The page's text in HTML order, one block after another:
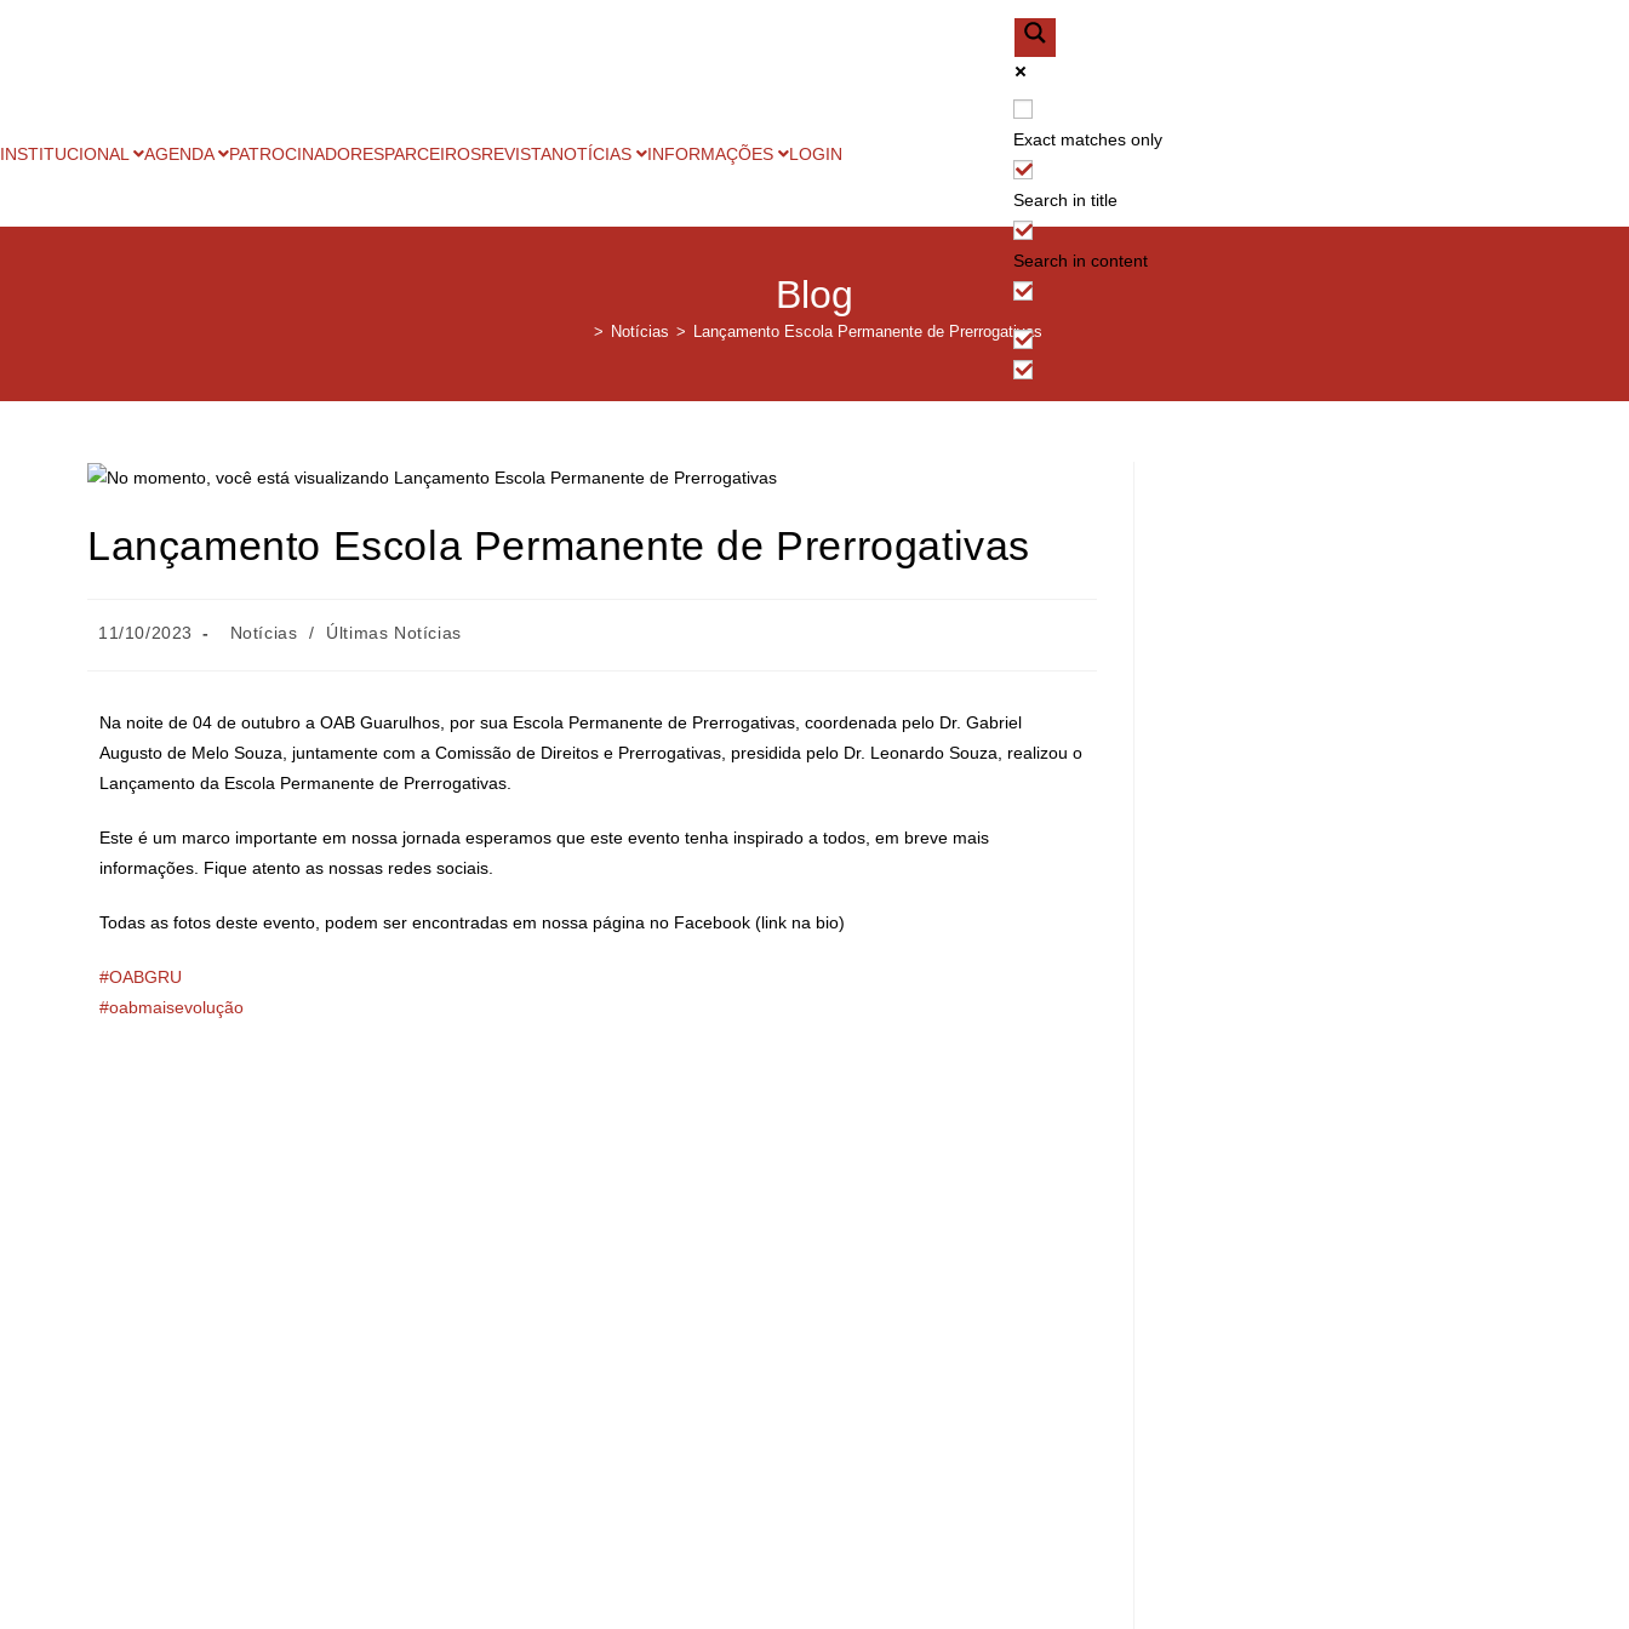
Exact matches only
Search in title
Search in content
INSTITUCIONAL AGENDA PATROCINADORESPARCEIROSREVISTANOTÍCIAS INFORMAÇÕES LOGIN
Blog
> Notícias > Lançamento Escola Permanente de Prerrogativas
Lançamento Escola Permanente de Prerrogativas
11/10/2023 Notícias / Últimas Notícias
Na noite de 04 de outubro a OAB Guarulhos, por sua Escola Permanente de Prerrogativas, coordenada pelo Dr. Gabriel
Augusto de Melo Souza, juntamente com a Comissão de Direitos e Prerrogativas, presidida pelo Dr. Leonardo Souza, realizou o
Lançamento da Escola Permanente de Prerrogativas.
Este é um marco importante em nossa jornada esperamos que este evento tenha inspirado a todos, em breve mais
informações. Fique atento as nossas redes sociais.
Todas as fotos deste evento, podem ser encontradas em nossa página no Facebook (link na bio)
#OABGRU
#oabmaisevolução